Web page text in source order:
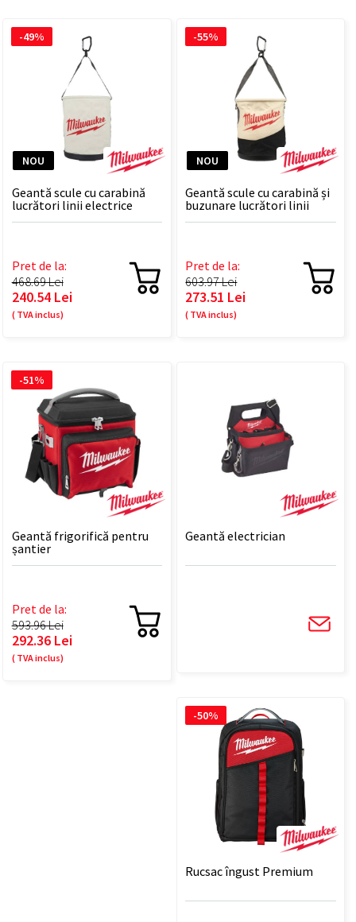
NOU
Geantă scule cu carabină
lucrători linii electrice
aeriene de înaltă tensiune
Pret de la:
468.69 Lei
240.54 Lei
( TVA inclus)
-49%
NOU
Geantă scule cu carabină și
buzunare lucrători linii
electrice aeriene de înaltă
Pret de la:
603.97 Lei
273.51 Lei
( TVA inclus)
-55%
Geantă frigorifică pentru
șantier
Pret de la:
593.96 Lei
292.36 Lei
( TVA inclus)
-51%
Geantă electrician
Rucsac îngust Premium
-50%